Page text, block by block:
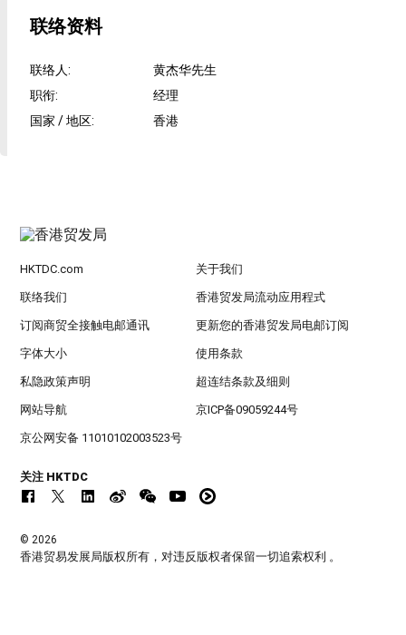
联络资料
联络人:
黄杰华先生
职衔:
经理
国家 / 地区: 香港
HKTDC.com 关于我们
联络我们 香港贸发局流动应用程式
订阅商贸全接触电邮通讯 更新您的香港贸发局电邮订阅
字体大小 使用条款
私隐政策声明 超连结条款及细则
网站导航 京ICP备09059244号
京公网安备 11010102003523号
关注 HKTDC
© 2026
香港贸易发展局版权所有，对违反版权者保留一切追索权利 。